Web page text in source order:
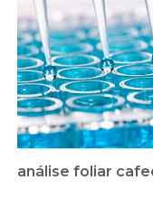
análise foliar